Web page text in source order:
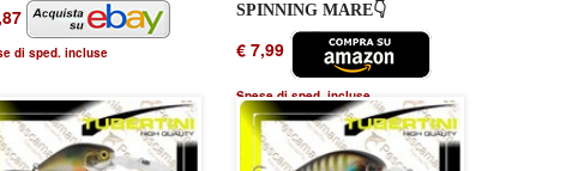
di sped. incluse
SPINNING MARE👇
€ 7,99
Spese di sped. incluse